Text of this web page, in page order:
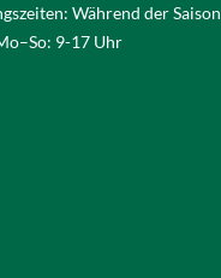
Während der Saison
9-17 Uhr